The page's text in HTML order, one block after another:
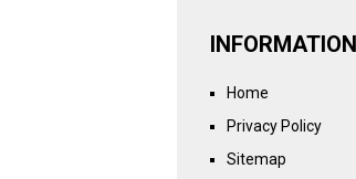
INFORMATION
Home
Privacy Policy
Sitemap